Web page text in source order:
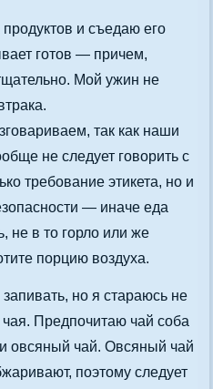
и съедаю его
готов — причем,
Мой ужин не
так как наши
не следует говорить с
требование этикета, но и
— иначе еда
не в то горло или же
порцию воздуха.
но я стараюсь не
Предпочитаю чай соба
овсяный чай. Овсяный чай
поэтому следует